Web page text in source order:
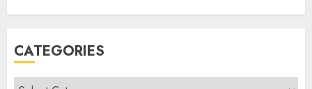
CATEGORIES